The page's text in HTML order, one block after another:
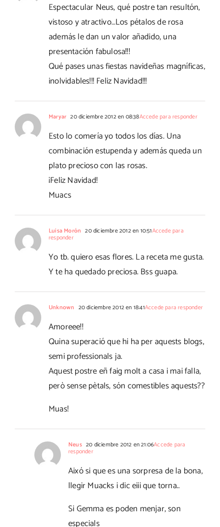
Espectacular Neus, qué postre tan resultón,
vistoso y atractivo…Los pétalos de rosa
además le dan un valor añadido, una
presentación fabulosa!!!
Qué pases unas fiestas navideñas magníficas,
inolvidables!!! Feliz Navidad!!!
Maryar 20 diciembre 2012 en 08:38Accede para responder
Esto lo comería yo todos los días. Una
combinación estupenda y además queda un
plato precioso con las rosas.
¡Feliz Navidad!
Muacs
Luisa Morón 20 diciembre 2012 en 10:51Accede para
responder
Yo tb. quiero esas flores. La receta me gusta.
Y te ha quedado preciosa. Bss guapa.
Unknown 20 diciembre 2012 en 18:41Accede para responder
Amoreee!!
Quina superació que hi ha per aquests blogs,
semi professionals ja.
Aquest postre eñ faig molt a casa i mai falla,
però sense pètals, són comestibles aquests??
Muas!
Neus 20 diciembre 2012 en 21:06Accede para
responder
Aixó si que es una sorpresa de la bona,
llegir Muacks i dic eiii que torna..
Si Gemma es poden menjar, son
especials